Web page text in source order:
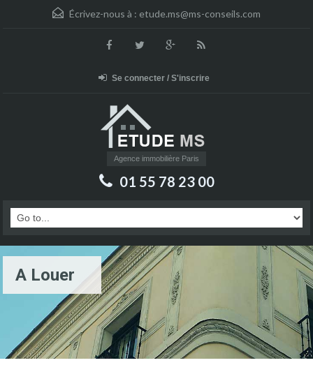
Écrivez-nous à : etude.ms@ms-conseils.com
Se connecter / S'inscrire
Agence immobilière Paris
01 55 78 23 00
A Louer